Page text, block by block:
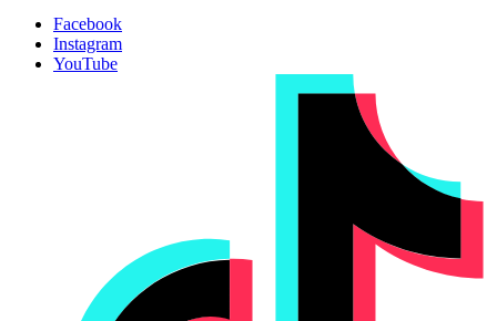
Facebook
Instagram
YouTube